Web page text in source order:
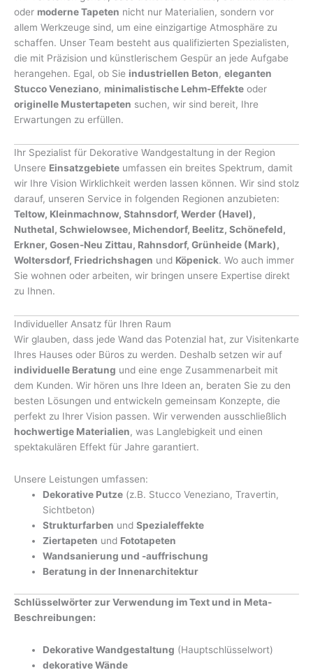
oder moderne Tapeten nicht nur Materialien, sondern vor
allem Werkzeuge sind, um eine einzigartige Atmosphäre zu
schaffen. Unser Team besteht aus qualifizierten Spezialisten,
die mit Präzision und künstlerischem Gespür an jede Aufgabe
herangehen. Egal, ob Sie industriellen Beton, eleganten
Stucco Veneziano, minimalistische Lehm-Effekte oder
originelle Mustertapeten suchen, wir sind bereit, Ihre
Erwartungen zu erfüllen.
Ihr Spezialist für Dekorative Wandgestaltung in der Region
Unsere Einsatzgebiete umfassen ein breites Spektrum, damit
wir Ihre Vision Wirklichkeit werden lassen können. Wir sind stolz
darauf, unseren Service in folgenden Regionen anzubieten:
Teltow, Kleinmachnow, Stahnsdorf, Werder (Havel),
Nuthetal, Schwielowsee, Michendorf, Beelitz, Schönefeld,
Erkner, Gosen-Neu Zittau, Rahnsdorf, Grünheide (Mark),
Woltersdorf, Friedrichshagen und Köpenick. Wo auch immer
Sie wohnen oder arbeiten, wir bringen unsere Expertise direkt
zu Ihnen.
Individueller Ansatz für Ihren Raum
Wir glauben, dass jede Wand das Potenzial hat, zur Visitenkarte
Ihres Hauses oder Büros zu werden. Deshalb setzen wir auf
individuelle Beratung und eine enge Zusammenarbeit mit
dem Kunden. Wir hören uns Ihre Ideen an, beraten Sie zu den
besten Lösungen und entwickeln gemeinsam Konzepte, die
perfekt zu Ihrer Vision passen. Wir verwenden ausschließlich
hochwertige Materialien, was Langlebigkeit und einen
spektakulären Effekt für Jahre garantiert.
Unsere Leistungen umfassen:
Dekorative Putze (z.B. Stucco Veneziano, Travertin,
Sichtbeton)
Strukturfarben undSpezialeffekte
Ziertapeten und Fototapeten
Wandsanierung und -auffrischung
Beratung in der Innenarchitektur
Schlüsselwörter zur Verwendung im Text und in Meta-
Beschreibungen:
Dekorative Wandgestaltung (Hauptschlüsselwort)
dekorative Wände